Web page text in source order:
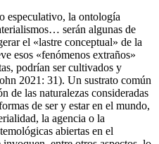
especulativo, la ontología
serán algunas de
el «lastre conceptual» de la
esos «fenómenos extraños»
podrían ser cultivados y
2021: 31). Un sustrato común
de las naturalezas consideradas
de ser y estar en el mundo,
la agencia o la
abiertas en el